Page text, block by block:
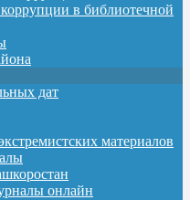
в библиотечной
дат
материалов
онлайн